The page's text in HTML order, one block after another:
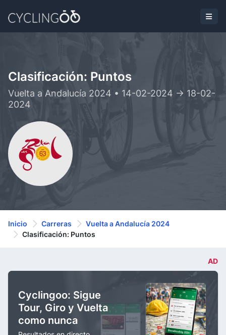
Clasificación: Puntos
Vuelta a Andalucía 2024 • 14-02-2024 -> 18-02-
2024
Inicio Carreras
Vuelta a Andalucía 2024
Clasificación: Puntos
AD
Cyclingoo: Sigue
Tour, Giro y Vuelta
como nunca